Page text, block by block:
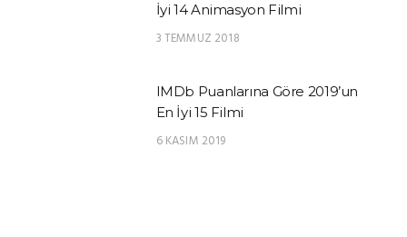
İyi 14 Animasyon Filmi
3 TEMMUZ 2018
IMDb Puanlarına Göre 2019’un
En İyi 15 Filmi
6 KASIM 2019